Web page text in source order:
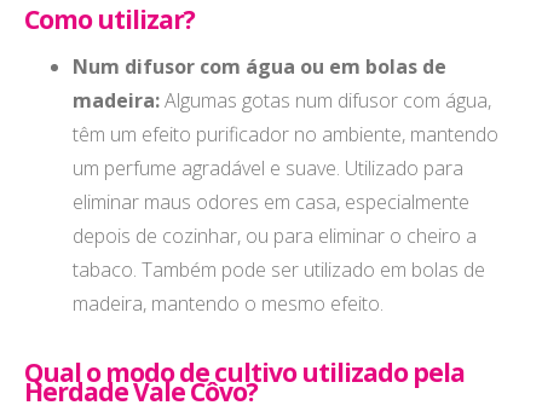
Como utilizar?
Num difusor com água ou em bolas de
madeira:Algumas gotas num difusor com água,
têm um efeito purificador no ambiente, mantendo
um perfume agradável e suave. Utilizado para
eliminar maus odores em casa, especialmente
depois de cozinhar, ou para eliminar o cheiro a
tabaco. Também pode ser utilizado em bolas de
madeira, mantendo o mesmo efeito.
Qual o modo de cultivo utilizado pela
Herdade Vale Côvo?